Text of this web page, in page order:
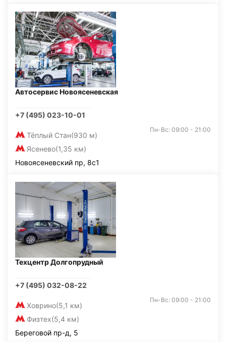
Автосервис Новоясеневская
+7 (495) 023-10-01
Тёплый Стан(930 м)
Ясенево(1,35 км)
Пн-Вс: 09:00 - 21:00
Новоясеневский пр, 8с1
Техцентр Долгопрудный
+7 (495) 032-08-22
Ховрино(5,1 км)
Физтех(5,4 км)
Пн-Вс: 09:00 - 21:00
Береговой пр-д, 5